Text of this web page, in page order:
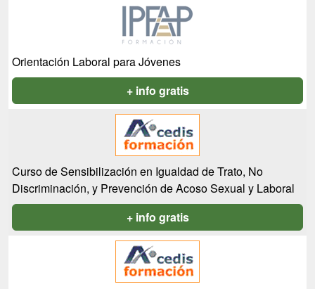
Orientación Laboral para Jóvenes
+ info gratis
Curso de Sensibilización en Igualdad de Trato, No
Discriminación, y Prevención de Acoso Sexual y Laboral
+ info gratis